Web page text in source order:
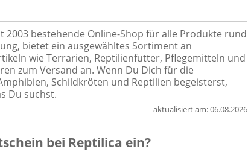
2003 bestehende Online-Shop für alle Produkte rund
bietet ein ausgewähltes Sortiment an
wie Terrarien, Reptilienfutter, Pflegemitteln und
zum Versand an. Wenn Du Dich für die
Schildkröten und Reptilien begeisterst,
Du suchst.
aktualisiert am:06.08.2026
bei Reptilica ein?